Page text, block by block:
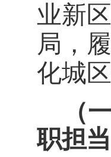
业新
局，
化城
（
职担当